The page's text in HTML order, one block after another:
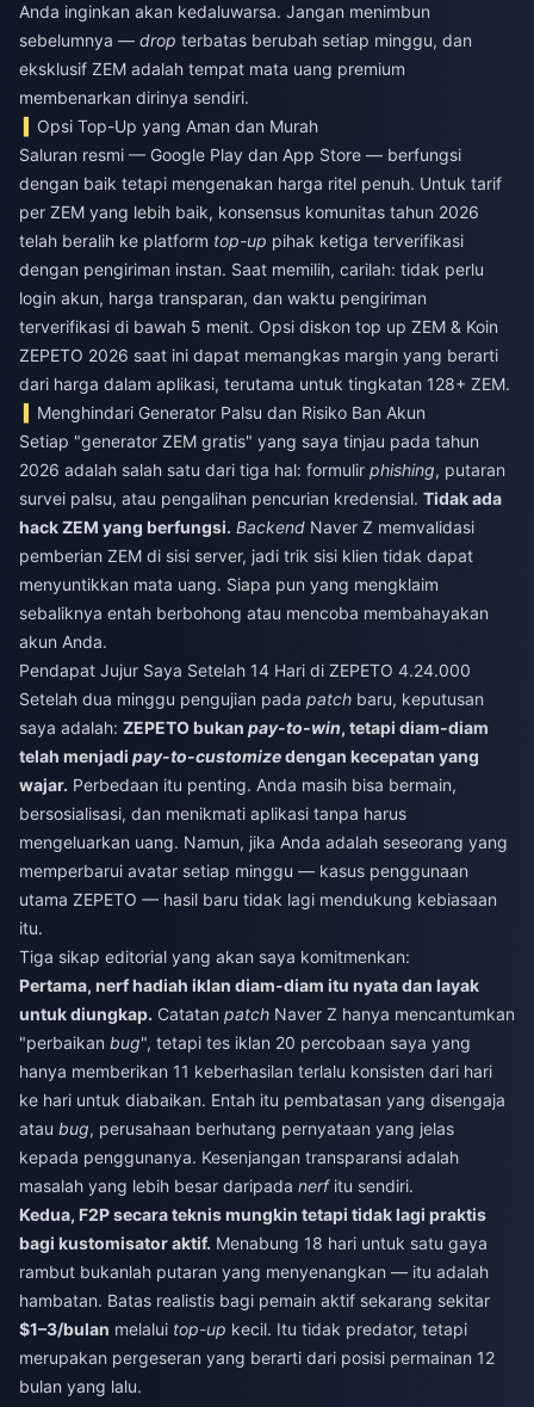
Anda inginkan akan kedaluwarsa. Jangan menimbun
sebelumnya — drop terbatas berubah setiap minggu, dan
eksklusif ZEM adalah tempat mata uang premium
membenarkan dirinya sendiri.
Opsi Top-Up yang Aman dan Murah
Saluran resmi — Google Play dan App Store — berfungsi
dengan baik tetapi mengenakan harga ritel penuh. Untuk tarif
per ZEM yang lebih baik, konsensus komunitas tahun 2026
telah beralih ke platform top-up pihak ketiga terverifikasi
dengan pengiriman instan. Saat memilih, carilah: tidak perlu
login akun, harga transparan, dan waktu pengiriman
terverifikasi di bawah 5 menit. Opsi diskon top up ZEM & Koin
ZEPETO 2026 saat ini dapat memangkas margin yang berarti
dari harga dalam aplikasi, terutama untuk tingkatan 128+ ZEM.
Menghindari Generator Palsu dan Risiko Ban Akun
Setiap "generator ZEM gratis" yang saya tinjau pada tahun
2026 adalah salah satu dari tiga hal: formulir phishing, putaran
survei palsu, atau pengalihan pencurian kredensial. Tidak ada
hack ZEM yang berfungsi. Backend Naver Z memvalidasi
pemberian ZEM di sisi server, jadi trik sisi klien tidak dapat
menyuntikkan mata uang. Siapa pun yang mengklaim
sebaliknya entah berbohong atau mencoba membahayakan
akun Anda.
Pendapat Jujur Saya Setelah 14 Hari di ZEPETO 4.24.000
Setelah dua minggu pengujian pada patch baru, keputusan
saya adalah: ZEPETO bukan pay-to-win, tetapi diam-diam
telah menjadi pay-to-customizedengan kecepatan yang
wajar. Perbedaan itu penting. Anda masih bisa bermain,
bersosialisasi, dan menikmati aplikasi tanpa harus
mengeluarkan uang. Namun, jika Anda adalah seseorang yang
memperbarui avatar setiap minggu — kasus penggunaan
utama ZEPETO — hasil baru tidak lagi mendukung kebiasaan
itu.
Tiga sikap editorial yang akan saya komitmenkan:
Pertama, nerf hadiah iklan diam-diam itu nyata dan layak
untuk diungkap. Catatan patch Naver Z hanya mencantumkan
"perbaikan bug", tetapi tes iklan 20 percobaan saya yang
hanya memberikan 11 keberhasilan terlalu konsisten dari hari
ke hari untuk diabaikan. Entah itu pembatasan yang disengaja
atau bug, perusahaan berhutang pernyataan yang jelas
kepada penggunanya. Kesenjangan transparansi adalah
masalah yang lebih besar daripada nerfitu sendiri.
Kedua, F2P secara teknis mungkin tetapi tidak lagi praktis
bagi kustomisator aktif. Menabung 18 hari untuk satu gaya
rambut bukanlah putaran yang menyenangkan — itu adalah
hambatan. Batas realistis bagi pemain aktif sekarang sekitar
$1–3/bulan melalui top-up kecil. Itu tidak predator, tetapi
merupakan pergeseran yang berarti dari posisi permainan 12
bulan yang lalu.